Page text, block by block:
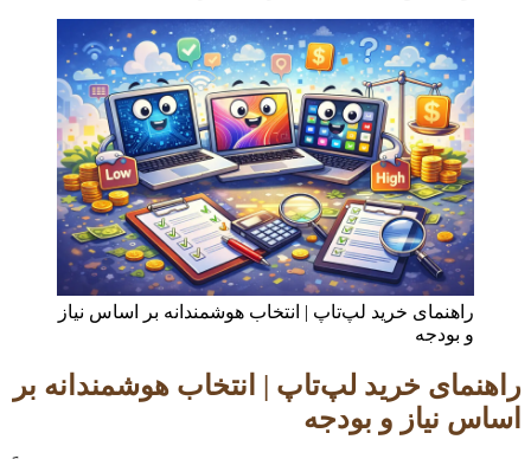
راهنمای خرید لپ‌تاپ | انتخاب هوشمندانه بر اساس نیاز
و بودجه
راهنمای خرید لپ‌تاپ | انتخاب هوشمندانه بر
اساس نیاز و بودجه